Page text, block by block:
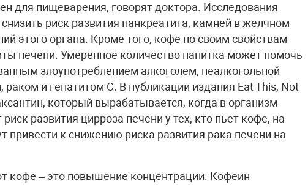
для пищеварения, говорят доктора. Исследования
риск развития панкреатита, камней в желчном
этого органа. Кроме того, кофе по своим свойствам
печени. Умеренное количество напитка может помочь
злоупотреблением алкоголем, неалкогольной
и гепатитом С. В публикации издания Eat This, Not
который вырабатывается, когда в организм
развития цирроза печени у тех, кто пьет кофе, на
привести к снижению риска развития рака печени на
кофе – это повышение концентрации. Кофеин